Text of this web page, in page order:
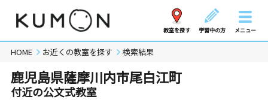
教室を探す 学習中の方 メニュー
HOME お近くの教室を探す 検索結果
鹿児島県薩摩川内市尾白江町
付近の公文式教室